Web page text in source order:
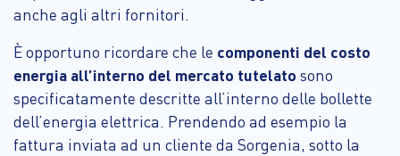
anche agli altri fornitori.
È opportuno ricordare che le componenti del costo
energia all’interno del mercato tutelato sono
specificatamente descritte all’interno delle bollette
dell’energia elettrica. Prendendo ad esempio la
fattura inviata ad un cliente da Sorgenia, sotto la